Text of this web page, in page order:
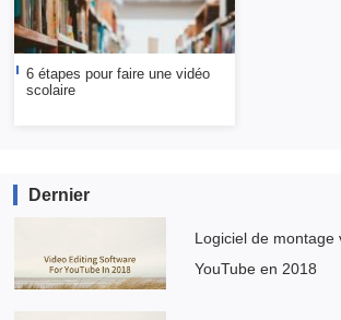
6 étapes pour faire une vidéo
scolaire
Dernier
Logiciel de montage
YouTube en 2018